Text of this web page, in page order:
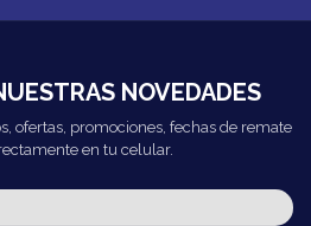
NOVEDADES
ofertas, promociones, fechas de remate
en tu celular.